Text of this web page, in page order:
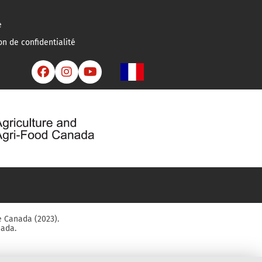
de confidentialité
  
(2023).